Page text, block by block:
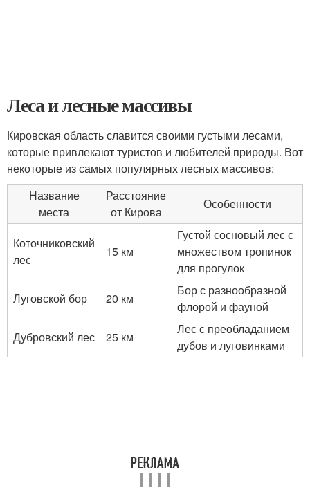
Леса и лесные массивы
Кировская область славится своими густыми лесами,
которые привлекают туристов и любителей природы. Вот
некоторые из самых популярных лесных массивов:
Название
места
Расстояние
от Кирова
Особенности
Коточниковский
лес
15 км
Густой сосновый лес с
множеством тропинок
для прогулок
Луговской бор
20 км
Бор с разнообразной
флорой и фауной
Дубровский лес
25 км
Лес с преобладанием
дубов и луговинками